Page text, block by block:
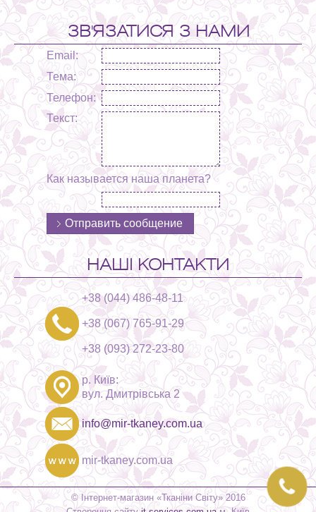
ЗВ'ЯЗАТИСЯ З НАМИ
Email:
Тема:
Телефон:
Текст:
Как называется наша планета?
НАШІ КОНТАКТИ
+38 (044) 486-48-11
+38 (067) 765-91-29
+38 (093) 272-23-80
р. Київ:
вул. Дмитрівська 2
info@mir-tkaney.com.ua
mir-tkaney.com.ua
© Інтернет-магазин «Тканіни Світу» 2016